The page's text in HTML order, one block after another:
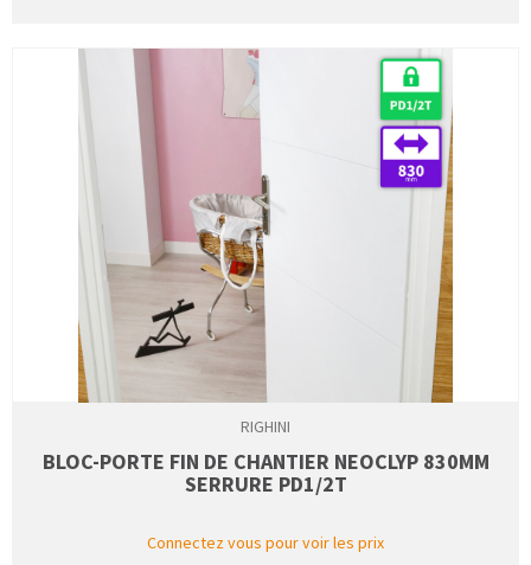
RIGHINI
BLOC-PORTE FIN DE CHANTIER NEOCLYP 830MM
SERRURE PD1/2T
Connectez vous pour voir les prix